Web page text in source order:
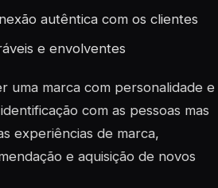
autêntica com os clientes
e envolventes
uma marca com personalidade e
com as pessoas mas
experiências de marca,
e aquisição de novos